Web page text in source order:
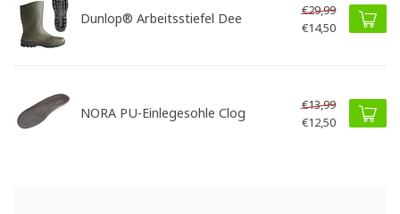
Dunlop® Arbeitsstiefel Dee
€29,99
€14,50
NORA PU-Einlegesohle Clog
€13,99
€12,50